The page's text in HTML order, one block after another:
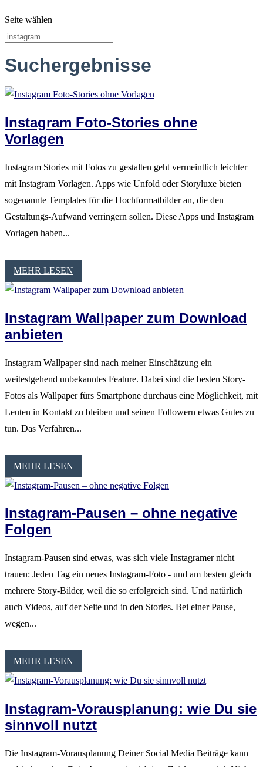
Seite wählen
Suchergebnisse
Instagram Foto-Stories ohne
Vorlagen
Instagram Stories mit Fotos zu gestalten geht vermeintlich leichter
mit Instagram Vorlagen. Apps wie Unfold oder Storyluxe bieten
sogenannte Templates für die Hochformatbilder an, die den
Gestaltungs-Aufwand verringern sollen. Diese Apps und Instagram
Vorlagen haben...
MEHR LESEN
Instagram Wallpaper zum Download
anbieten
Instagram Wallpaper sind nach meiner Einschätzung ein
weitestgehend unbekanntes Feature. Dabei sind die besten Story-
Fotos als Wallpaper fürs Smartphone durchaus eine Möglichkeit, mit
Leuten in Kontakt zu bleiben und seinen Followern etwas Gutes zu
tun. Das Verfahren...
MEHR LESEN
Instagram-Pausen – ohne negative
Folgen
Instagram-Pausen sind etwas, was sich viele Instagramer nicht
trauen: Jeden Tag ein neues Instagram-Foto - und am besten gleich
mehrere Story-Bilder, weil die so erfolgreich sind. Und natürlich
auch Videos, auf der Seite und in den Stories. Bei einer Pause,
wegen...
MEHR LESEN
Instagram-Vorausplanung: wie Du sie
sinnvoll nutzt
Die Instagram-Vorausplanung Deiner Social Media Beiträge kann